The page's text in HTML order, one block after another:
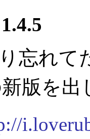
忘れて
新版を